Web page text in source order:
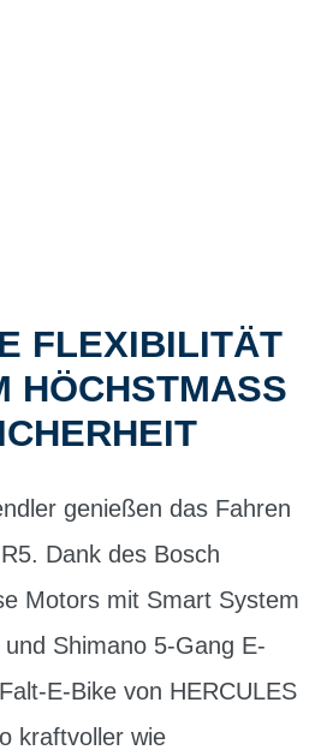
FLEXIBILITÄT
A
genießen das Fahren
Dank des Bosch
Motors mit Smart System
Shimano 5-Gang E-
E-Bike von HERCULES
kraftvoller wie